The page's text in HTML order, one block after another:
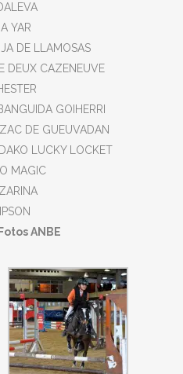
YAR
DE LLAMOSAS
DEUX CAZENEUVE
GOIHERRI
DE GUEUVADAN
LUCKY LOCKET
MAGIC
Fotos ANBE